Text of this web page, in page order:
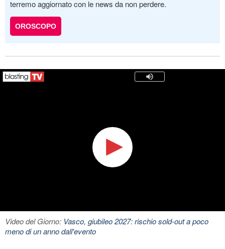
terremo aggiornato con le news da non perdere.
OROSCOPO
Video del Giorno: Vasco, giubileo 2027: rischio sold-out a poco
meno di un anno dall'evento